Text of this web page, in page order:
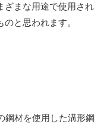
ざまな用途で使用され
と思われます。
鋼材を使用した溝形鋼